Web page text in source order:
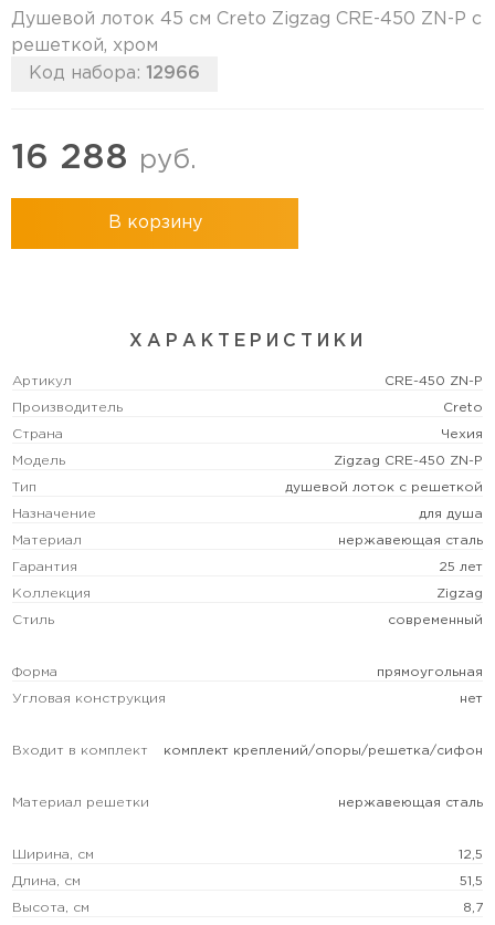
Душевой лоток 45 см Creto Zigzag CRE-450 ZN-P с
решеткой, хром
Код набора: 12966
16 288 руб.
В корзину
ХАРАКТЕРИСТИКИ
Артикул CRE-450 ZN-P
Производитель Creto
Страна Чехия
Модель Zigzag CRE-450 ZN-P
Тип душевой лоток с решеткой
Назначение для душа
Материал нержавеющая сталь
Гарантия 25 лет
Коллекция Zigzag
Стиль современный
Форма прямоугольная
Угловая конструкция нет
Входит в комплект комплект креплений/опоры/решетка/сифон
Материал решетки нержавеющая сталь
Ширина, см 12,5
Длина, см 51,5
Высота, см 8,7